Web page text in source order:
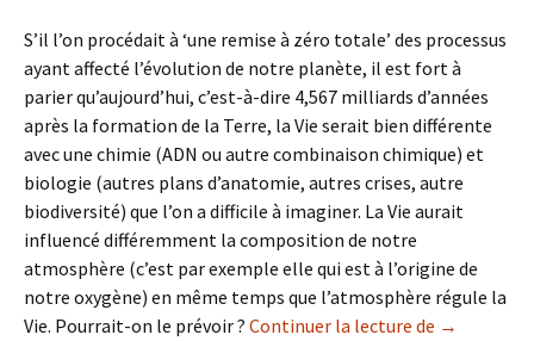
S’il l’on procédait à ‘une remise à zéro totale’ des processus
ayant affecté l’évolution de notre planète, il est fort à
parier qu’aujourd’hui, c’est-à-dire 4,567 milliards d’années
après la formation de la Terre, la Vie serait bien différente
avec une chimie (ADN ou autre combinaison chimique) et
biologie (autres plans d’anatomie, autres crises, autre
biodiversité) que l’on a difficile à imaginer. La Vie aurait
influencé différemment la composition de notre
atmosphère (c’est par exemple elle qui est à l’origine de
notre oxygène) en même temps que l’atmosphère régule la
Vie. Pourrait-on le prévoir ? Continuer la lecture de L’Histoire
→